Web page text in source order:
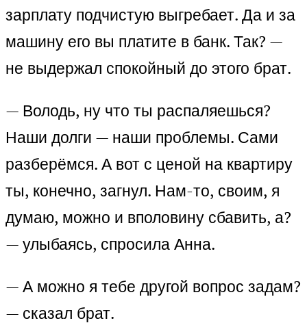
зарплату подчистую выгребает. Да и за
машину его вы платите в банк. Так? —
не выдержал спокойный до этого брат.
— Володь, ну что ты распаляешься?
Наши долги — наши проблемы. Сами
разберёмся. А вот с ценой на квартиру
ты, конечно, загнул. Нам-то, своим, я
думаю, можно и вполовину сбавить, а?
— улыбаясь, спросила Анна.
— А можно я тебе другой вопрос задам?
— сказал брат.